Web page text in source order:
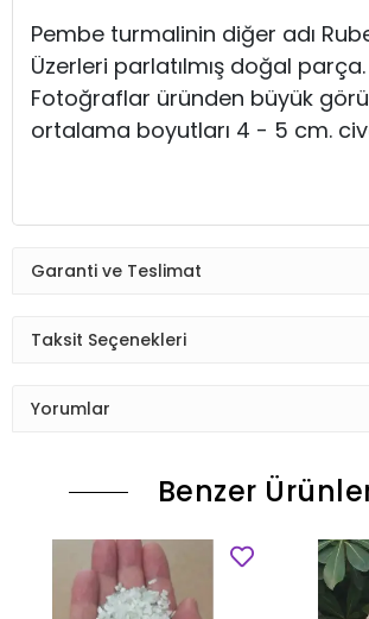
Pembe turmalinin diğer adı
Üzerleri parlatılmış doğal parça.
Fotoğraflar üründen büyük
ortalama boyutları 4 - 5 cm.
Garanti ve Teslimat
Taksit Seçenekleri
Yorumlar
Benzer